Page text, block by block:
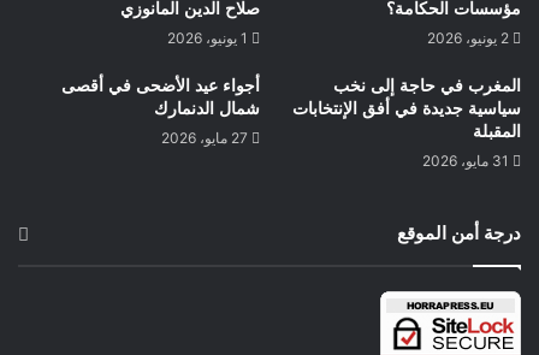
الجامعة حتى نهاية كأس إفريقيا تكريما له .
حيمري البشير كوبنهاكن الدنمارك
مؤسسات الحكامة؟
2 يونيو، 2026
صلاح الدين المانوزي
1 يونيو، 2026
المغرب في حاجة إلى نخب
سياسية جديدة في أفق الإنتخابات
المقبلة
31 مايو، 2026
أجواء عيد الأضحى في أقصى
شمال الدنمارك
27 مايو، 2026
درجة أمن الموقع